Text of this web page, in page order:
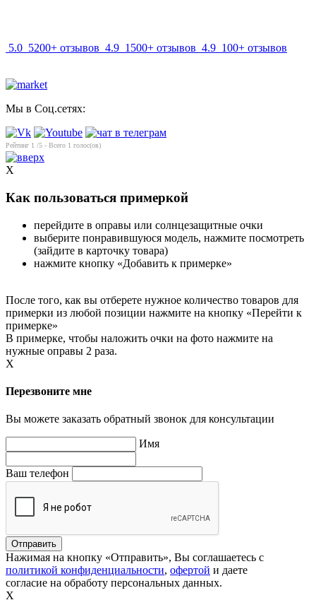
5.0 5200+ отзывов 4.9 1500+ отзывов 4.9 100+ отзывов
Мы в Соц.сетях:
Рейтинг 1 /5 - Всего 1 голос(ов)
X
Как пользоваться примеркой
перейдите в оправы или солнцезащитные очки
выберите понравившуюся модель, нажмите посмотреть
(зайдите в карточку товара)
нажмите кнопку «Добавить к примерке»
После того, как вы отберете нужное количество товаров для
примерки из любой позиции нажмите на кнопку «Перейти к
примерке»
В примерке, чтобы наложить очки на фото нажмите на
нужные оправы 2 раза.
X
Перезвоните мне
Вы можете заказать обратный звонок для консультации
Имя
Ваш телефон
Нажимая на кнопку «Отправить», Вы соглашаетесь с
политикой конфиденциальности, офертой и даете
согласие на обработу персональных данных.
X